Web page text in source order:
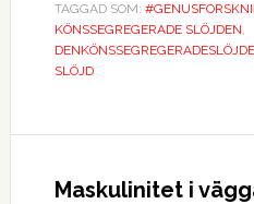
TAGGAD SOM:
KÖNSSEGREGERADE SLÖJDEN,
SLÖJD
Maskulinitet i